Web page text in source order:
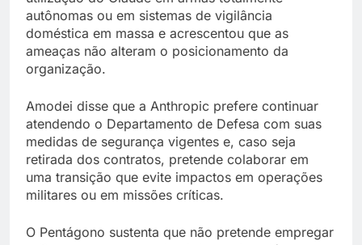
autônomas ou em sistemas de vigilância
doméstica em massa e acrescentou que as
ameaças não alteram o posicionamento da
organização.
Amodei disse que a Anthropic prefere continuar
atendendo o Departamento de Defesa com suas
medidas de segurança vigentes e, caso seja
retirada dos contratos, pretende colaborar em
uma transição que evite impactos em operações
militares ou em missões críticas.
O Pentágono sustenta que não pretende empregar